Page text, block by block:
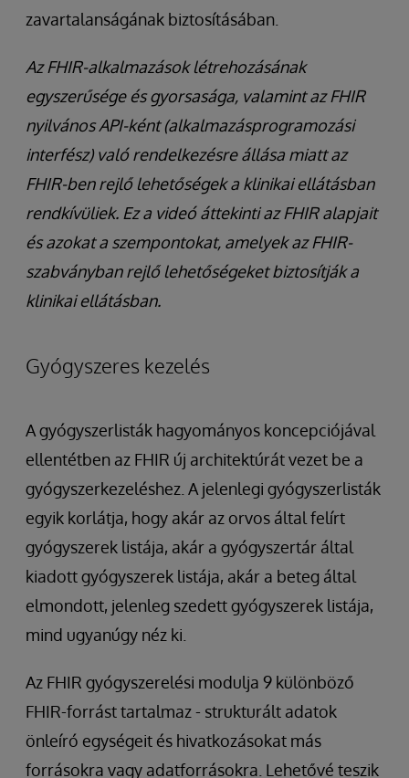
zavartalanságának biztosításában.
Az FHIR-alkalmazások létrehozásának
egyszerűsége és gyorsasága, valamint az FHIR
nyilvános API-ként (alkalmazásprogramozási
interfész) való rendelkezésre állása miatt az
FHIR-ben rejlő lehetőségek a klinikai ellátásban
rendkívüliek. Ez a videó áttekinti az FHIR alapjait
és azokat a szempontokat, amelyek az FHIR-
szabványban rejlő lehetőségeket biztosítják a
klinikai ellátásban.
Gyógyszeres kezelés
A gyógyszerlisták hagyományos koncepciójával
ellentétben az FHIR új architektúrát vezet be a
gyógyszerkezeléshez. A jelenlegi gyógyszerlisták
egyik korlátja, hogy akár az orvos által felírt
gyógyszerek listája, akár a gyógyszertár által
kiadott gyógyszerek listája, akár a beteg által
elmondott, jelenleg szedett gyógyszerek listája,
mind ugyanúgy néz ki.
Az FHIR gyógyszerelési modulja 9 különböző
FHIR-forrást tartalmaz - strukturált adatok
önleíró egységeit és hivatkozásokat más
forrásokra vagy adatforrásokra. Lehetővé teszik